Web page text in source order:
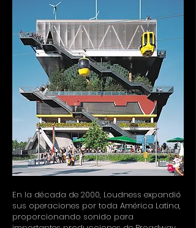
En la década de 2000, Loudness expandió
sus operaciones por toda América Latina,
proporcionando sonido para